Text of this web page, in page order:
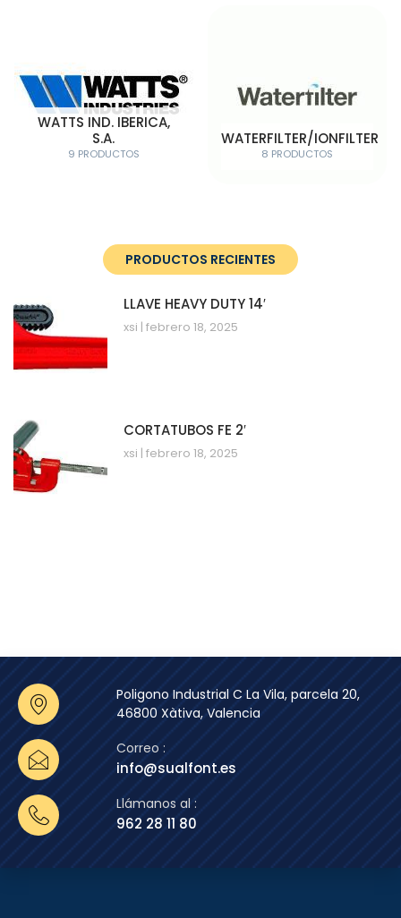
WATTS IND. IBERICA,
S.A.
9 PRODUCTOS
WATERFILTER/IONFILTER
8 PRODUCTOS
PRODUCTOS RECIENTES
LLAVE HEAVY DUTY 14′
xsi febrero 18, 2025
CORTATUBOS FE 2′
xsi febrero 18, 2025
Poligono Industrial C La Vila, parcela 20,
46800 Xàtiva, Valencia
Correo :
info@sualfont.es
Llámanos al :
962 28 11 80